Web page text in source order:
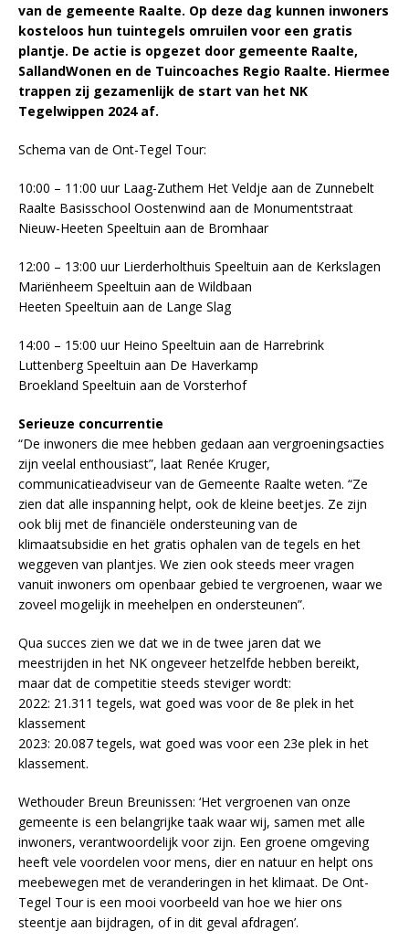
van de gemeente Raalte. Op deze dag kunnen inwoners
kosteloos hun tuintegels omruilen voor een gratis
plantje. De actie is opgezet door gemeente Raalte,
SallandWonen en de Tuincoaches Regio Raalte. Hiermee
trappen zij gezamenlijk de start van het NK
Tegelwippen 2024 af.
Schema van de Ont-Tegel Tour:
10:00 – 11:00 uur Laag-Zuthem Het Veldje aan de Zunnebelt
Raalte Basisschool Oostenwind aan de Monumentstraat
Nieuw-Heeten Speeltuin aan de Bromhaar
12:00 – 13:00 uur Lierderholthuis Speeltuin aan de Kerkslagen
Mariënheem Speeltuin aan de Wildbaan
Heeten Speeltuin aan de Lange Slag
14:00 – 15:00 uur Heino Speeltuin aan de Harrebrink
Luttenberg Speeltuin aan De Haverkamp
Broekland Speeltuin aan de Vorsterhof
Serieuze concurrentie
“De inwoners die mee hebben gedaan aan vergroeningsacties
zijn veelal enthousiast”, laat Renée Kruger,
communicatieadviseur van de Gemeente Raalte weten. “Ze
zien dat alle inspanning helpt, ook de kleine beetjes. Ze zijn
ook blij met de financiële ondersteuning van de
klimaatsubsidie en het gratis ophalen van de tegels en het
weggeven van plantjes. We zien ook steeds meer vragen
vanuit inwoners om openbaar gebied te vergroenen, waar we
zoveel mogelijk in meehelpen en ondersteunen”.
Qua succes zien we dat we in de twee jaren dat we
meestrijden in het NK ongeveer hetzelfde hebben bereikt,
maar dat de competitie steeds steviger wordt:
2022: 21.311 tegels, wat goed was voor de 8e plek in het
klassement
2023: 20.087 tegels, wat goed was voor een 23e plek in het
klassement.
Wethouder Breun Breunissen: ‘Het vergroenen van onze
gemeente is een belangrijke taak waar wij, samen met alle
inwoners, verantwoordelijk voor zijn. Een groene omgeving
heeft vele voordelen voor mens, dier en natuur en helpt ons
meebewegen met de veranderingen in het klimaat. De Ont-
Tegel Tour is een mooi voorbeeld van hoe we hier ons
steentje aan bijdragen, of in dit geval afdragen’.